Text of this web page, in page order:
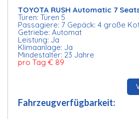
TOYOTA RUSH Automatic 7
Türen: Türen 5
Passagiere: 7 Gepäck: 4 große
Getriebe: Automat
Leistung: Ja
Klimaanlage: Ja
Mindestalter: 23 Jahre
pro Tag € 89
Fahrzeugverfügbarkeit: